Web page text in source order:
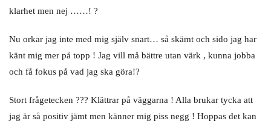
klarhet men nej ……! ?
Nu orkar jag inte med mig själv snart… så skämt och sido jag har
känt mig mer på topp ! Jag vill må bättre utan värk , kunna jobba
och få fokus på vad jag ska göra!?
Stort frågetecken ??? Klättrar på väggarna ! Alla brukar tycka att
jag är så positiv jämt men känner mig piss negg ! Hoppas det kan